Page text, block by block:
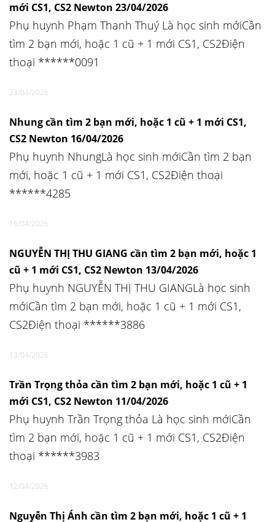
mới CS1, CS2 Newton 23/04/2026
Phụ huynh Phạm Thanh Thuý Là học sinh mớiCần
tìm 2 bạn mới, hoặc 1 cũ + 1 mới CS1, CS2Điện
thoại ******0091
23/04/2026
Nhung cần tìm 2 bạn mới, hoặc 1 cũ + 1 mới CS1,
CS2 Newton 16/04/2026
Phụ huynh NhungLà học sinh mớiCần tìm 2 bạn
mới, hoặc 1 cũ + 1 mới CS1, CS2Điện thoại
******4285
16/04/2026
NGUYỄN THỊ THU GIANG cần tìm 2 bạn mới, hoặc 1
cũ + 1 mới CS1, CS2 Newton 13/04/2026
Phụ huynh NGUYỄN THỊ THU GIANGLà học sinh
mớiCần tìm 2 bạn mới, hoặc 1 cũ + 1 mới CS1,
CS2Điện thoại ******3886
13/04/2026
Trần Trọng thỏa cần tìm 2 bạn mới, hoặc 1 cũ + 1
mới CS1, CS2 Newton 11/04/2026
Phụ huynh Trần Trọng thỏa Là học sinh mớiCần
tìm 2 bạn mới, hoặc 1 cũ + 1 mới CS1, CS2Điện
thoại ******3983
12/04/2026
Nguyễn Thị Ánh cần tìm 2 bạn mới, hoặc 1 cũ + 1